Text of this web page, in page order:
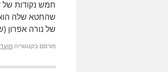
חמש נקודות של
שהחטא שלה
של נורה אפרון
פורסם בקטגוריה